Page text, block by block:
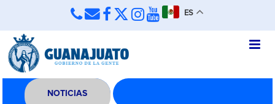
ES
NOTICIAS